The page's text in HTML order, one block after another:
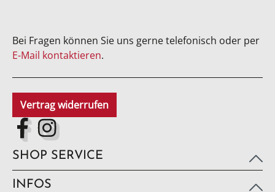
Bei Fragen können Sie uns gerne telefonisch oder per
E-Mail kontaktieren.
Vertrag widerrufen
SHOP SERVICE
INFOS